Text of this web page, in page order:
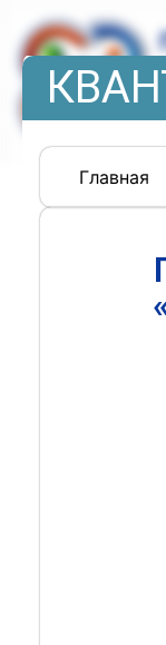
Главная